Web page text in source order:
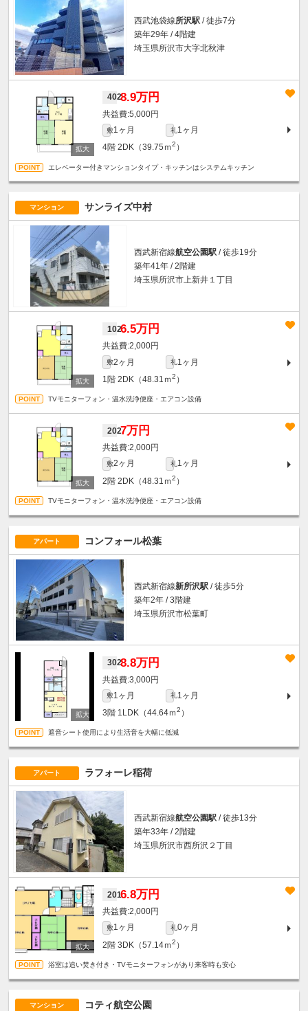
西武池袋線所沢駅 / 徒歩7分
築年29年 / 4階建
埼玉県所沢市大字北秋津
4028.9万円
5,000円
敷1ヶ月 礼1ヶ月
4階 2DK（39.75ｍ2 ）
エレベーター付きマンションタイプ・キッチンはシステムキッチン
マンション サンライズ中村
西武新宿線航空公園駅 / 徒歩19分
築年41年 / 2階建
埼玉県所沢市上新井１丁目
1026.5万円
2,000円
敷2ヶ月 礼1ヶ月
1階 2DK（48.31ｍ2 ）
TVモニターフォン・温水洗浄便座・エアコン設備
2027万円
2,000円
敷2ヶ月 礼1ヶ月
2階 2DK（48.31ｍ2 ）
TVモニターフォン・温水洗浄便座・エアコン設備
アパート コンフォール松葉
西武新宿線新所沢駅 / 徒歩5分
築年2年 / 3階建
埼玉県所沢市松葉町
3028.8万円
3,000円
敷1ヶ月 礼1ヶ月
3階 1LDK（44.64ｍ2 ）
遮音シート使用により生活音を大幅に低減
アパート ラフォーレ稲荷
西武新宿線航空公園駅 / 徒歩13分
築年33年 / 2階建
埼玉県所沢市西所沢２丁目
2016.8万円
2,000円
敷1ヶ月 礼0ヶ月
2階 3DK（57.14ｍ2 ）
浴室は追い焚き付き・TVモニターフォンがあり来客時も安心
マンション コティ航空公園